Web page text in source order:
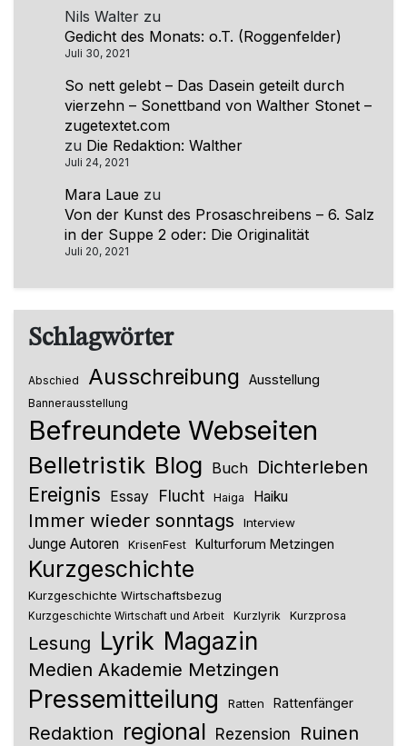
Nils Walter zu
Gedicht des Monats: o.T. (Roggenfelder)
Juli 30, 2021
So nett gelebt – Das Dasein geteilt durch
vierzehn – Sonettband von Walther Stonet –
zugetextet.com
zu Die Redaktion: Walther
Juli 24, 2021
Mara Laue zu
Von der Kunst des Prosaschreibens – 6. Salz
in der Suppe 2 oder: Die Originalität
Juli 20, 2021
Schlagwörter
Abschied Ausschreibung Ausstellung
Bannerausstellung
Befreundete Webseiten
Belletristik Blog Buch Dichterleben
Ereignis Essay Flucht Haiga Haiku
Immer wieder sonntags Interview
Junge Autoren KrisenFest Kulturforum Metzingen
Kurzgeschichte
Kurzgeschichte Wirtschaftsbezug
Kurzgeschichte Wirtschaft und Arbeit Kurzlyrik Kurzprosa
Lesung Lyrik Magazin
Medien Akademie Metzingen
Pressemitteilung Ratten Rattenfänger
Redaktion regional Rezension Ruinen